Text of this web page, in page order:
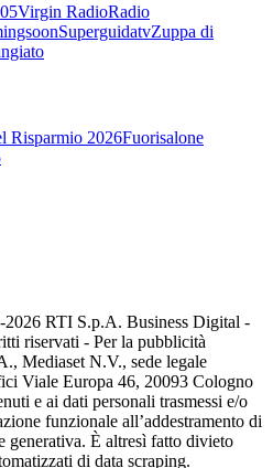
Virgin RadioRadio
SuperguidatvZuppa di
Risparmio 2026Fuorisalone
2026 RTI S.p.A. Business Digital -
riservati - Per la pubblicità
Mediaset N.V., sede legale
Viale Europa 46, 20093 Cologno
e ai dati personali trasmessi e/o
funzionale all’addestramento di
generativa. È altresì fatto divieto
di data scraping.